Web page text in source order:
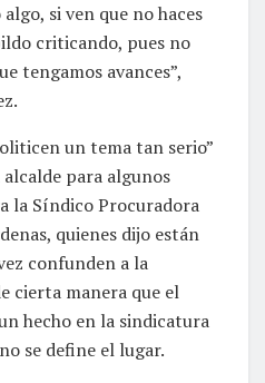
si ven que no haces
criticando, pues no
tengamos avances”,
un tema tan serio”
para algunos
la Síndico Procuradora
quienes dijo están
confunden a la
cierta manera que el
hecho en la sindicatura
se define el lugar.